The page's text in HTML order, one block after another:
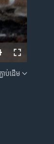
ប់​ដើម